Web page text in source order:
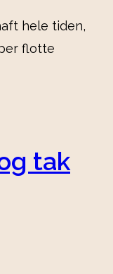
hele tiden,
flotte
tak